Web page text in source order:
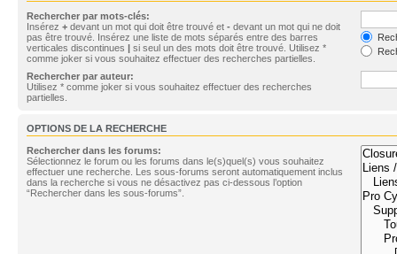
Rechercher par mots-clés:
Insérez + devant un mot qui doit être trouvé et - devant un mot qui ne doit
pas être trouvé. Insérez une liste de mots séparés entre des barres
verticales discontinues | si seul un des mots doit être trouvé. Utilisez *
comme joker si vous souhaitez effectuer des recherches partielles.
Rechercher par auteur:
Utilisez * comme joker si vous souhaitez effectuer des recherches
partielles.
OPTIONS DE LA RECHERCHE
Rechercher dans les forums:
Sélectionnez le forum ou les forums dans le(s)quel(s) vous souhaitez
effectuer une recherche. Les sous-forums seront automatiquement inclus
dans la recherche si vous ne désactivez pas ci-dessous l’option
“Rechercher dans les sous-forums”.